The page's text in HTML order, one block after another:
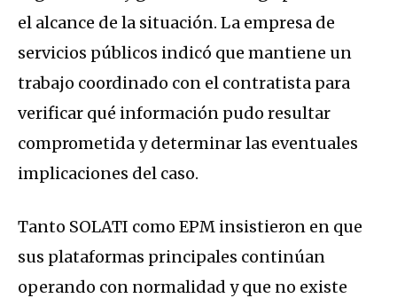
el alcance de la situación. La empresa de
servicios públicos indicó que mantiene un
trabajo coordinado con el contratista para
verificar qué información pudo resultar
comprometida y determinar las eventuales
implicaciones del caso.
Tanto SOLATI como EPM insistieron en que
sus plataformas principales continúan
operando con normalidad y que no existe